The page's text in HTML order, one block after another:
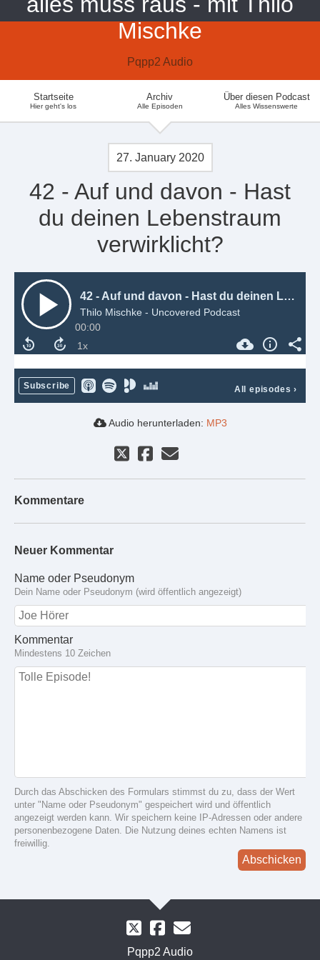
Mischke
Pqpp2 Audio
Startseite
Hier geht's los
Archiv
Alle Episoden
Über diesen Podcast
Alles Wissenswerte
27. January 2020
42 - Auf und davon - Hast
du deinen Lebenstraum
verwirklicht?
42 - Auf und davon - Hast du deinen Lebenstraum verwirklicht?
Thilo Mischke - Uncovered Podcast
00:00
Subscribe All episodes ›
Audio herunterladen: MP3
Kommentare
Neuer Kommentar
Name oder Pseudonym
Dein Name oder Pseudonym (wird öffentlich angezeigt)
Kommentar
Mindestens 10 Zeichen
Durch das Abschicken des Formulars stimmst du zu, dass der Wert
unter "Name oder Pseudonym" gespeichert wird und öffentlich
angezeigt werden kann. Wir speichern keine IP-Adressen oder andere
personenbezogene Daten. Die Nutzung deines echten Namens ist
freiwillig.
Abschicken
Pqpp2 Audio